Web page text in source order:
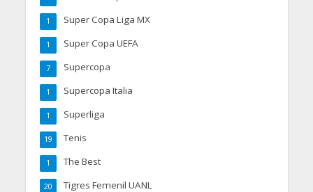
Super Copa Liga MX
1
Super Copa UEFA
1
Supercopa
7
Supercopa Italia
1
Superliga
1
Tenis
19
The Best
1
Tigres Femenil UANL
20